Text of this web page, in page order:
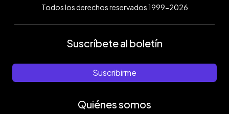
Todos los derechos reservados 1999-2026
Suscríbete al boletín
Suscribirme
Quiénes somos